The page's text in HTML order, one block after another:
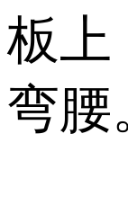
板上
弯腰